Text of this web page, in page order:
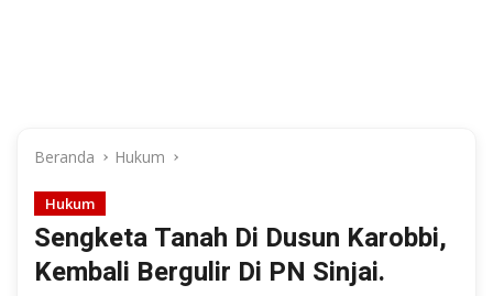
Beranda Hukum
Hukum
Sengketa Tanah Di Dusun Karobbi,
Kembali Bergulir Di PN Sinjai.